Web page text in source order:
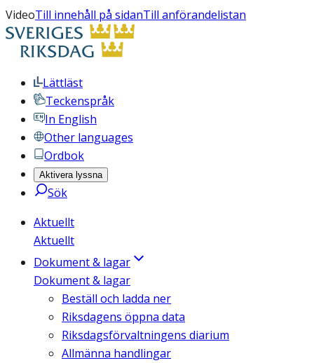
VideoTill innehåll på sidanTill anförandelistan
Lättläst
Teckenspråk
In English
Other languages
Ordbok
Aktivera lyssna
Sök
Aktuellt
Aktuellt
Dokument & lagar
Dokument & lagar
Beställ och ladda ner
Riksdagens öppna data
Riksdagsförvaltningens diarium
Allmänna handlingar